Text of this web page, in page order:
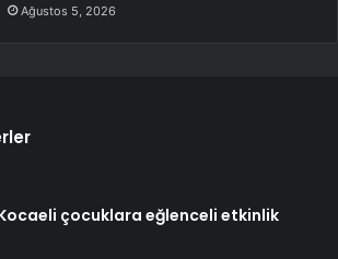
Ağustos 5, 2026
Kocaeli çocuklara eğlenceli etkinlik